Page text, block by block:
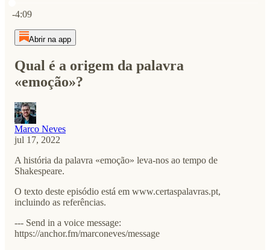
-4:09
Abrir na app
Qual é a origem da palavra
«emoção»?
Marco Neves
jul 17, 2022
A história da palavra «emoção» leva-nos ao tempo de
Shakespeare.
O texto deste episódio está em www.certaspalavras.pt,
incluindo as referências.
--- Send in a voice message:
https://anchor.fm/marconeves/message